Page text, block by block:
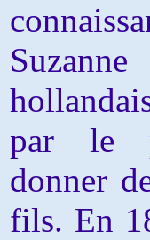
par le
donner
fils. En